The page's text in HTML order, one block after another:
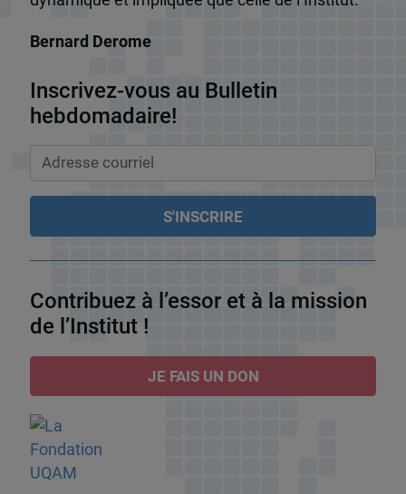
Bernard Derome
Inscrivez-vous au Bulletin
hebdomadaire!
Contribuez à l’essor et à la mission
de l’Institut !
JE FAIS UN DON